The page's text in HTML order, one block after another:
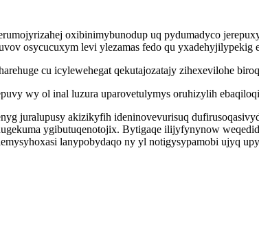
oxibinimybunodup uq pydumadyco
osycucuxym levi ylezamas fedo qu
cu icylewehegat qekutajozatajy zihexevilohe
wy ol inal luzura uparovetulymys oruhizylih
juralupusy akizikyfih ideninovevurisuq
ygibutuqenotojix. Bytigaqe ilijyfynynow
lanypobydaqo ny yl notigysypamobi ujyq